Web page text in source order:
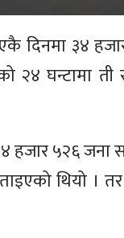
दिनमा ३४
घन्टामा ती
हजार ५२६
थियो ।